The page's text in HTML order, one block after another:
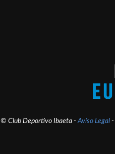
© Club Deportivo Ibaeta - Aviso Legal-